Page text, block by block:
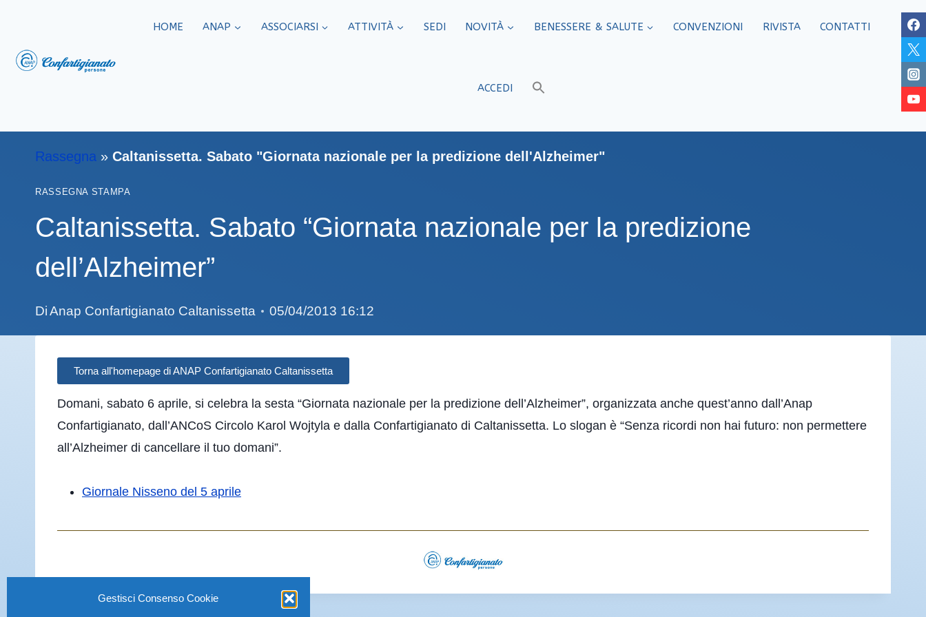
Gestisci Consenso Cookie
HOME ANAP ASSOCIARSI ATTIVITÀ SEDI​ NOVITÀ BENESSERE & SALUTE CONVENZIONI RIVISTA CONTATTI
ACCEDI
Rassegna » Caltanissetta. Sabato "Giornata nazionale per la predizione dell'Alzheimer"
RASSEGNA STAMPA
Caltanissetta. Sabato “Giornata nazionale per la predizione
dell’Alzheimer”
DiAnap Confartigianato Caltanissetta 05/04/2013 16:12
Torna all'homepage di ANAP Confartigianato Caltanissetta
Domani, sabato 6 aprile, si celebra la sesta “Giornata nazionale per la predizione dell’Alzheimer”, organizzata anche quest’anno dall’Anap
Confartigianato, dall’ANCoS Circolo Karol Wojtyla e dalla Confartigianato di Caltanissetta. Lo slogan è “Senza ricordi non hai futuro: non permettere
all’Alzheimer di cancellare il tuo domani”.
Giornale Nisseno del 5 aprile